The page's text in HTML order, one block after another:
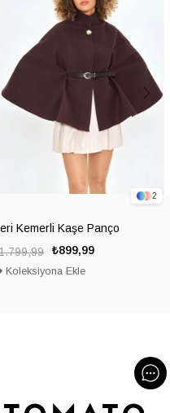
2
Kemerli Kaşe Panço
₺899,99
Koleksiyona Ekle